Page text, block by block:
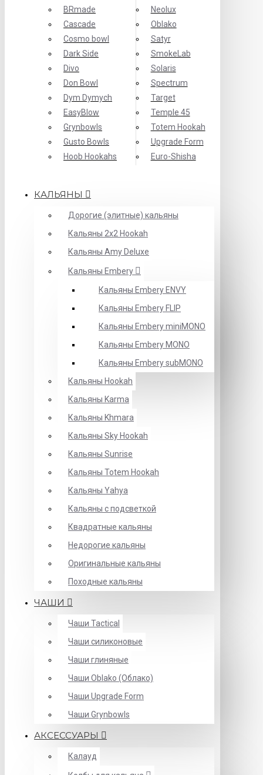
BRmade
Cascade
Cosmo bowl
Dark Side
Divo
Don Bowl
Dym Dymych
EasyBlow
Grynbowls
Gusto Bowls
Hoob Hookahs
Neolux
Oblako
Satyr
SmokeLab
Solaris
Spectrum
Target
Temple 45
Totem Hookah
Upgrade Form
Еuro-Shisha
КАЛЬЯНЫ
Дорогие (элитные) кальяны
Кальяны 2х2 Hookah
Кальяны Amy Deluxe
Кальяны Embery
Кальяны Embery ENVY
Кальяны Embery FLIP
Кальяны Embery miniMONO
Кальяны Embery MONO
Кальяны Embery subMONO
Кальяны Hookah
Кальяны Karma
Кальяны Khmara
Кальяны Sky Hookah
Кальяны Sunrise
Кальяны Totem Hookah
Кальяны Yahya
Кальяны с подсветкой
Квадратные кальяны
Недорогие кальяны
Оригинальные кальяны
Походные кальяны
ЧАШИ
Чаши Tactical
Чаши силиконовые
Чаши глиняные
Чаши Oblako (Облако)
Чаши Upgrade Form
Чаши Grynbowls
АКСЕССУАРЫ
Калауд